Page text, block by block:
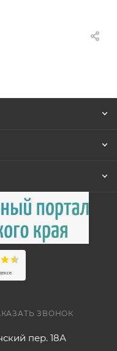
ЗВОНОК
пер. 18А